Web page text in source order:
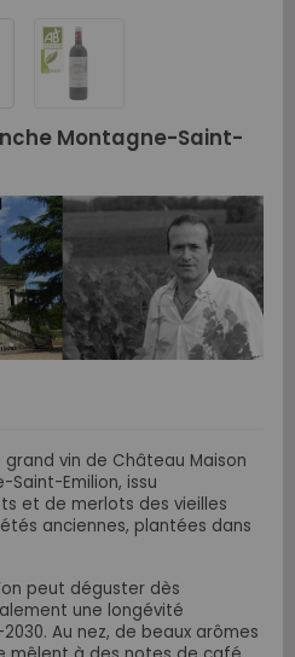
Montagne-Saint-
grand vin de Château Maison
Saint-Emilion, issu
et de merlots des vieilles
anciennes, plantées dans
peut déguster dès
une longévité
Au nez, de beaux arômes